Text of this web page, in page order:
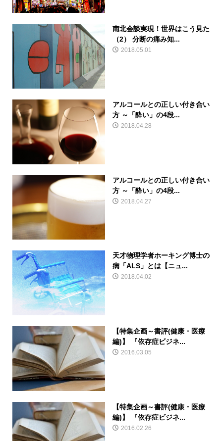
南北会談実現！世界はこう見た
（2） 分断の痛み知...
2018.05.01
アルコールとの正しい付き合い
方 ～「酔い」の4段...
2018.04.28
アルコールとの正しい付き合い
方 ～「酔い」の4段...
2018.04.27
天才物理学者ホーキング博士の
病「ALS」とは【ニュ...
2018.04.02
【特集企画～書評(健康・医療
編)】 『依存症ビジネ...
2016.03.05
【特集企画～書評(健康・医療
編)】 『依存症ビジネ...
2016.02.26